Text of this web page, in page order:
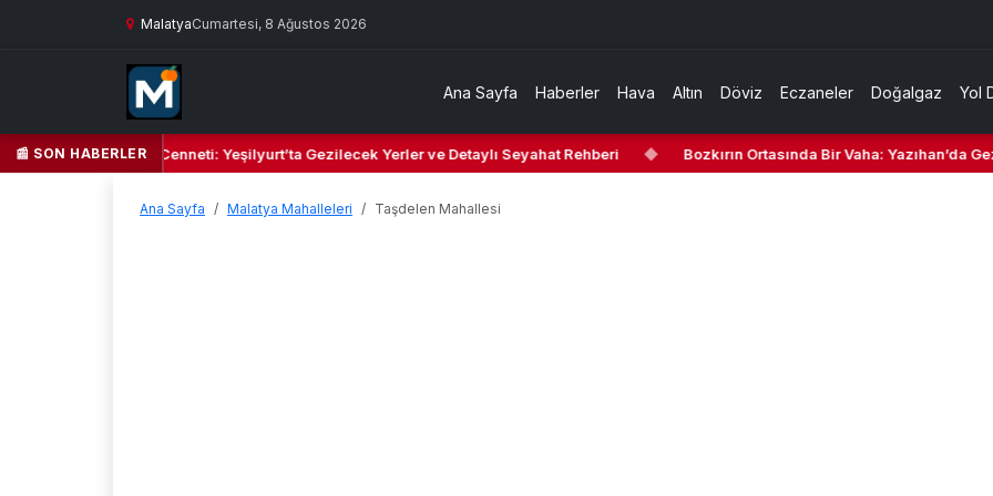
MalatyaCumartesi, 8 Ağustos 2026
Ana Sayfa Haberler Hava Altın Döviz Eczaneler Doğalgaz Yol
📰 SON HABERLER
Yeşil Kalbi ve Kültür Cenneti: Yeşilyurt’ta Gezilecek Yerler ve Detaylı Seyahat Rehberi ◆ Bozkırın Ortasında Bir Vaha: Yazıhan’da
Ana Sayfa Malatya Mahalleleri Taşdelen Mahallesi